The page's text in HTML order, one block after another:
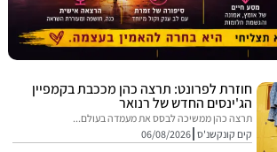
לפרונט: תרצה כהן מככבת בקמפיין
החדש של רנואר
כהן ממשיכה לבסס את מעמדה בעולם...
קונקשנ'ס 06/08/2026